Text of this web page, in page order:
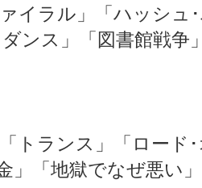
イラル」「ハッシュ
ンス」「図書館戦争
トランス」「ロード
」「地獄でなぜ悪い